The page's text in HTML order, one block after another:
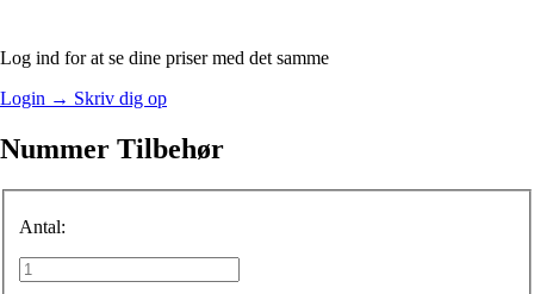
Log ind for at se dine priser med det samme
Login → Skriv dig op
Nummer Tilbehør
Antal: